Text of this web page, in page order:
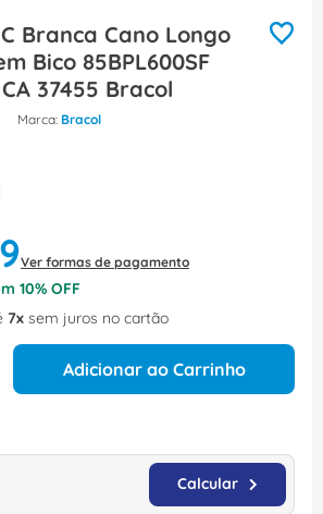
Branca Cano Longo
Bico 85BPL600SF
37455 Bracol
Bracol
Ver formas de pagamento
10% OFF
7 sem juros no cartão
Adicionar ao Carrinho